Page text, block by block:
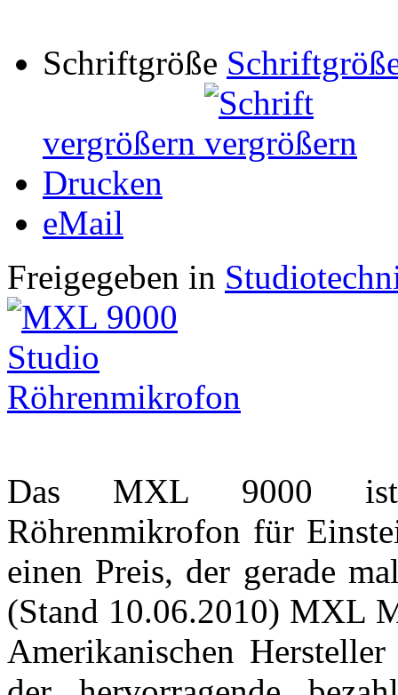
Schriftgröße
vergrößern
Drucken
eMail
Freigegeben in
Das MXL 9000 ist
Röhrenmikrofon für
einen Preis, der gerade
(Stand 10.06.2010) MXL
Amerikanischen